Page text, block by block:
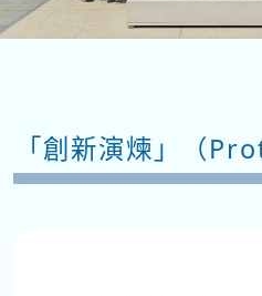
「創新演煉」（